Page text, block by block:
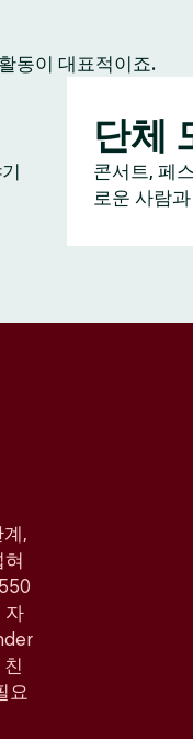
동이 대표적이죠.
단체
콘서트, 페
로운 사람
,
자
요